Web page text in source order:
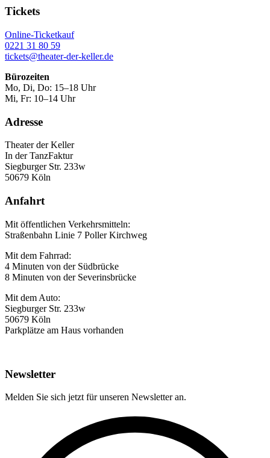
Tickets
Online-Ticketkauf
0221 31 80 59
tickets@theater-der-keller.de
Bürozeiten
Mo, Di, Do: 15–18 Uhr
Mi, Fr: 10–14 Uhr
Adresse
Theater der Keller
In der TanzFaktur
Siegburger Str. 233w
50679 Köln
Anfahrt
Mit öffentlichen Verkehrsmitteln:
Straßenbahn Linie 7 Poller Kirchweg
Mit dem Fahrrad:
4 Minuten von der Südbrücke
8 Minuten von der Severinsbrücke
Mit dem Auto:
Siegburger Str. 233w
50679 Köln
Parkplätze am Haus vorhanden
Newsletter
Melden Sie sich jetzt für unseren Newsletter an.